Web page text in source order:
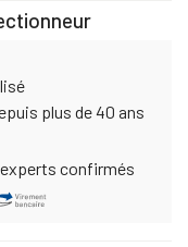
plus de 40 ans
confirmés